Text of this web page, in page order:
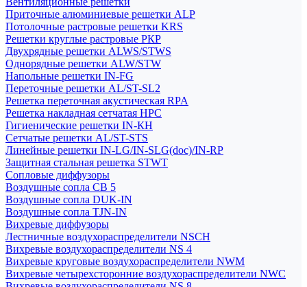
Приточные алюминиевые решетки ALP
Потолочные растровые решетки KRS
Решетки круглые растровые РКР
Двухрядные решетки ALWS/STWS
Однорядные решетки ALW/STW
Напольные решетки IN-FG
Переточные решетки AL/ST-SL2
Решетка переточная акустическая RPA
Решетка накладная сетчатая НРС
Гигиенические решетки IN-КН
Сетчатые решетки AL/ST-STS
Линейные решетки IN-LG/IN-SLG(doc)/IN-RP
Защитная стальная решетка STWT
Сопловые диффузоры
Воздушные сопла СВ 5
Воздушные сопла DUK-IN
Воздушные сопла TJN-IN
Вихревые диффузоры
Лестничные воздухораспределители NSCH
Вихревые воздухораспределители NS 4
Вихревые круговые воздухораспределители NWM
Вихревые четырехсторонние воздухораспределители NWC